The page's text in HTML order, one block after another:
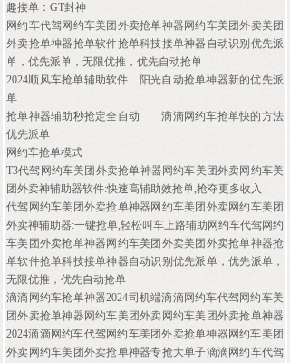
趣接单：GT封神
网约车代驾网约车美团外卖抢单神器网约车美团外卖美团
外卖抢单神器抢单软件抢单科技接单神器自动识别优先派
单，优先派单，无限优推，优先自动抢单
2024顺风车抢单辅助软件
阳光自动抢单神器新的优先派
单
抢单神器辅助秒抢定全自动
滴滴网约车抢单快的方法
优先派单
网约车抢单模式
T3代驾网约车美团外卖抢单神器网约车美团外卖网约车美
团外卖神辅助器软件:快速高辅助效抢单,抢夺更多收入
代驾网约车美团外卖抢单神器网约车美团外卖网约车美团
外卖神辅助器:一键抢单,轻松叫车上路辅助网约车代驾网约
车美团外卖抢单神器网约车美团外卖美团外卖抢单神器抢
单软件抢单科技接单神器自动识别优先派单，优先派单，
无限优推，优先自动抢单
滴滴网约车抢单神器2024司机端滴滴网约车代驾网约车美
团外卖抢单神器网约车美团外卖网约车美团外卖抢单神器
2024滴滴网约车代驾网约车美团外卖抢单神器网约车美团
外卖网约车美团外卖抢单神器专抢大单子滴滴网约车代驾